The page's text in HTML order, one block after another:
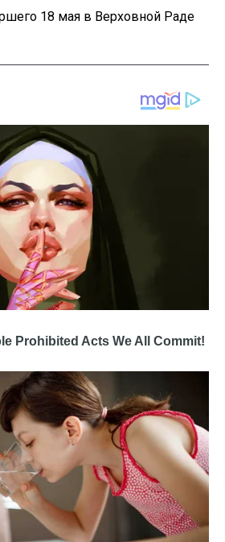
18 мая в Верховной Раде